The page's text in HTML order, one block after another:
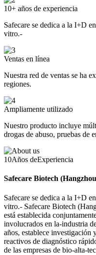
10+ años de experiencia
Safecare se dedica a la I+D
vitro.-
Ventas en línea
Nuestra red de ventas se ha
regiones.
Ampliamente utilizado
Nuestro producto incluye
drogas de abuso, pruebas de
10Años deExperiencia
Safecare Biotech
Safecare se dedica a la I+D
vitro.- Safecare Biotech
está establecida
involucrados en la-industria
años, establece investigación
reactivos de diagnóstico
de las empresas de bio-alta-